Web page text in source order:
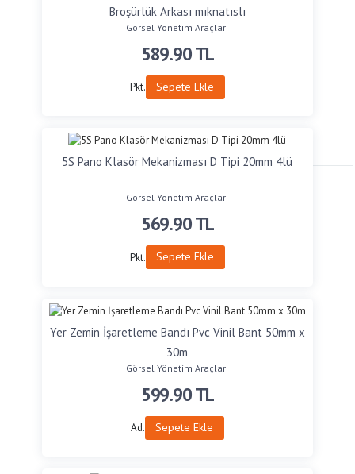
Broşürlük Arkası mıknatıslı
Görsel Yönetim Araçları
589.90TL
Pkt. Sepete Ekle
5S Pano Klasör Mekanizması D Tipi 20mm 4lü
Görsel Yönetim Araçları
569.90TL
Pkt. Sepete Ekle
Yer Zemin İşaretleme Bandı Pvc Vinil Bant 50mm x
30m
Görsel Yönetim Araçları
599.90TL
Ad. Sepete Ekle